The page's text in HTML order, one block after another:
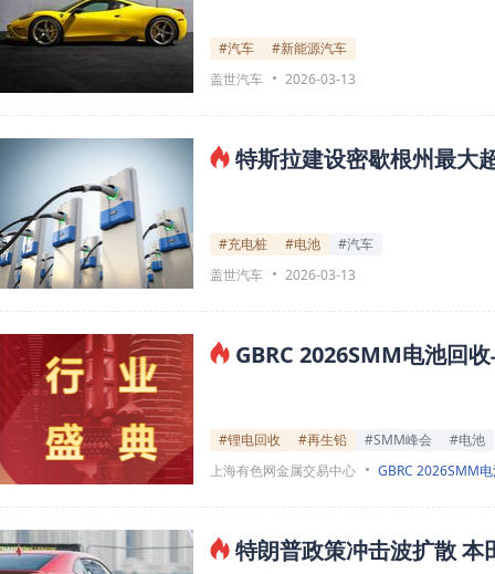
#汽车
#新能源汽车
盖世汽车
2026-03-13
特斯拉建设密歇根州最大
#充电桩 #电池
#汽车
盖世汽车
2026-03-13
GBRC 2026SMM电池回
#锂电回收 #再生铅 #SMM峰会
#电池
上海有色网金属交易中心
GBRC 2026SMM
特朗普政策冲击波扩散